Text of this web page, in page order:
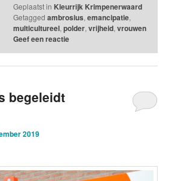
Geplaatst in Kleurrijk Krimpenerwaard
Getagged ambrosius, emancipatie,
multicultureel, polder, vrijheid, vrouwen
Geef een reactie
begeleidt
2019